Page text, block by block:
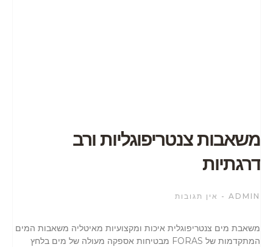
משאבות צנטריפוגליות ורב
דרגתיות
ADMIN אין תגובות
משאבת מים צנטריפוגלית איכות ומקצועיות מאיטליה משאבות המים
המתקדמות של FORAS מבטיחות אספקה מעולה של מים בלחץ